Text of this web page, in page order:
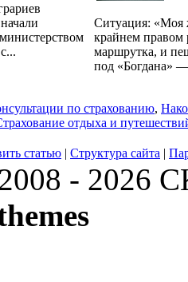
Ситуация: «Моя
крайнем правом
маршрутка, и
под «Богдана»
по страхованию,
отдыха и
статью | Структура сайта |
- 2026